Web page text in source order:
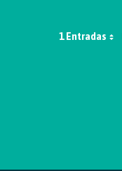
1 Entradas